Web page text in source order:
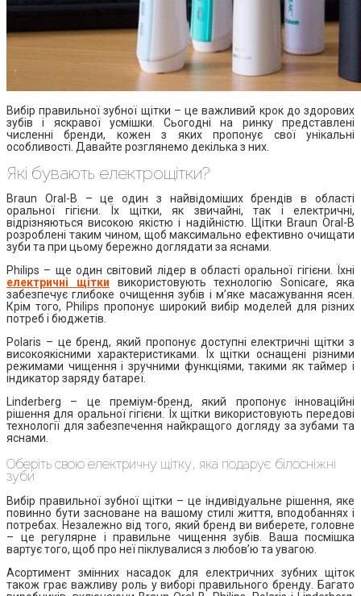
Вибір правильної зубної щітки – це важливий крок до здорових
зубів і яскравої усмішки. Сьогодні на ринку представлені
численні бренди, кожен з яких пропонує свої унікальні
особливості. Давайте розглянемо декілька з них.
Які бувають електрощітки?
Braun Oral-B – це один з найвідоміших брендів в області
оральної гігієни. Їх щітки, як звичайні, так і електричні,
відрізняються високою якістю і надійністю. Щітки Braun Oral-B
розроблені таким чином, щоб максимально ефективно очищати
зуби та при цьому бережно доглядати за яснами.
Philips – ще один світовий лідер в області оральної гігієни. Їхні
електричні щітки використовують технологію Sonicare, яка
забезпечує глибоке очищення зубів і м’яке масажування ясен.
Крім того, Philips пропонує широкий вибір моделей для різних
потреб і бюджетів.
Polaris – це бренд, який пропонує доступні електричні щітки з
високоякісними характеристиками. Їх щітки оснащені різними
режимами чищення і зручними функціями, такими як таймер і
індикатор заряду батареї.
Linderberg – це преміум-бренд, який пропонує інноваційні
рішення для оральної гігієни. Їх щітки використовують передові
технології для забезпечення найкращого догляду за зубами та
яснами.
Оберіть свою електричну щітку, яка подарує білосніжні
зуби
Вибір правильної зубної щітки – це індивідуальне рішення, яке
повинно бути засноване на вашому стилі життя, вподобаннях і
потребах. Незалежно від того, який бренд ви виберете, головне
– це регулярне і правильне чищення зубів. Ваша посмішка
вартує того, щоб про неї піклувалися з любов’ю та увагою.
Асортимент змінних насадок для електричних зубних щіток
також грає важливу роль у виборі правильного бренду. Багато